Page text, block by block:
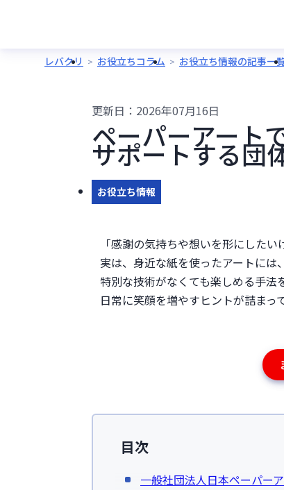
レバクリ お役立ちコラム お役立ち情報の記事一
更新日： 2026年07月16日
ペーパーアート
サポートする団
お役立ち情報
「感謝の気持ちや想いを形にした
実は、身近な紙を使ったアートには
特別な技術がなくても楽しめる手法
日常に笑顔を増やすヒントが詰まっ
目次
一般社団法人日本ペーパー